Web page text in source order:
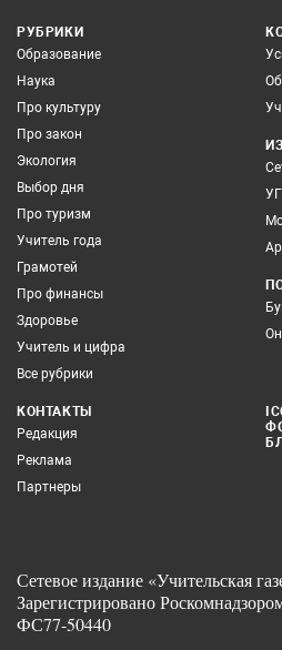
РУБРИКИ
Образование
Наука
Про культуру
Про закон
Экология
Выбор дня
Про туризм
Учитель года
Грамотей
Про финансы
Здоровье
Учитель и цифра
Все рубрики
КОНТАКТЫ
Редакция
Реклама
Партнеры
Сетевое издание «Учительская
Зарегистрировано
ФС77-50440